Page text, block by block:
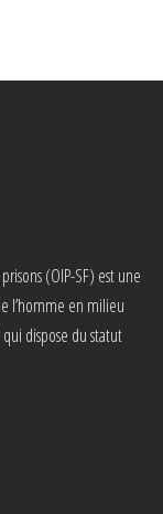
(OIP-SF) est une
l’homme en milieu
dispose du statut